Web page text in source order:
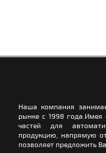
Наша компания
рынке с 1998
частей для
продукцию, напрямую
позволяет предложить